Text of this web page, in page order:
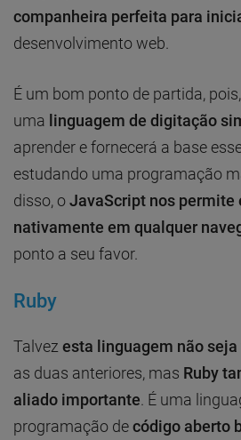
companheira perfeita para
desenvolvimento web.
É um bom ponto de partida,
uma linguagem de digitação
aprender e fornecerá a base
estudando uma programação
disso, oJavaScript nos permite
nativamente em qualquer
ponto a seu favor.
Ruby
Talvez esta linguagem não
as duas anteriores, mas Ruby
aliado importante . É uma
programação decódigo aberto